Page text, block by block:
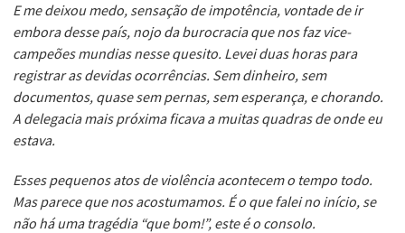
E me deixou medo, sensação de impotência, vontade de ir
embora desse país, nojo da burocracia que nos faz vice-
campeões mundias nesse quesito. Levei duas horas para
registrar as devidas ocorrências. Sem dinheiro, sem
documentos, quase sem pernas, sem esperança, e chorando.
A delegacia mais próxima ficava a muitas quadras de onde eu
estava.
Esses pequenos atos de violência acontecem o tempo todo.
Mas parece que nos acostumamos. É o que falei no início, se
não há uma tragédia “que bom!”, este é o consolo.